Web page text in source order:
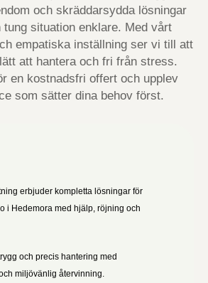
och skräddarsydda lösningar
tung situation enklare. Med vårt
empatiska inställning ser vi till att
att hantera och fri från stress.
en kostnadsfri offert och upplev
som sätter dina behov först.
erbjuder kompletta lösningar för
i Hedemora med hjälp, röjning och
och precis hantering med
miljövänlig återvinning.